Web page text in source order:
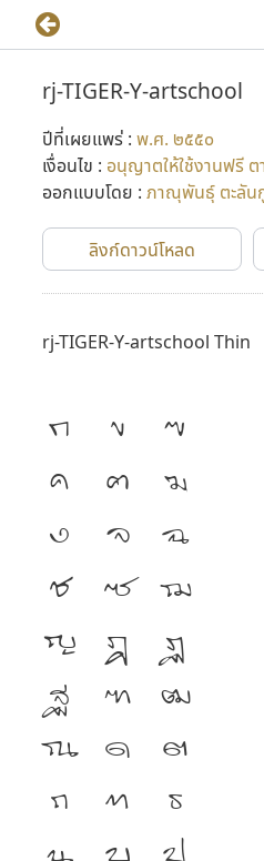
rj-TIGER-Y-artschool
ปีที่เผยแพร่ : พ.ศ. ๒๕๕๐
เงื่อนไข : อนุญาตให้ใช้งานฟรี
ออกแบบโดย : ภาณุพันธุ์ ตะลัน
ลิงก์ดาวน์โหลด
rj-TIGER-Y-artschool Thin
ก ข
ฃ
ค
ฅ
ฆ
ง
จ ฉ
ช
ซ ฌ
ญ ฎ
ฏ
ฐ
ฑ ฒ
ณ ด
ต
ถ
ท
ธ